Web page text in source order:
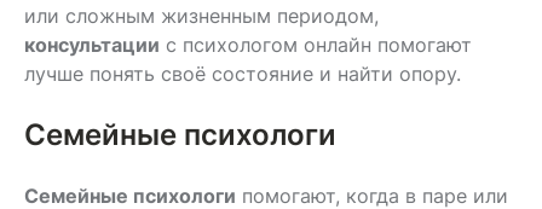
или сложным жизненным периодом,
консультации с психологом онлайн помогают
лучше понять своё состояние и найти опору.
Семейные психологи
Семейные психологи помогают, когда в паре или